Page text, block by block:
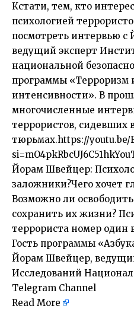
Кстати, тем, кто
психологией
посмотреть интервью
ведущий эксперт
национальной
программы «Терроризм
интенсивности». В
многочисленные
террористов, сидевших
тюрьмах.https://youtu.be/
Йорам Швейцер:
заложники?Чего хочет
Возможно ли
сохранить их жизни?
террориста номер один
Гость программы
Йорам Швейцер,
Исследований
Telegram Channel
Read More